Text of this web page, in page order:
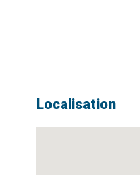
Localisation